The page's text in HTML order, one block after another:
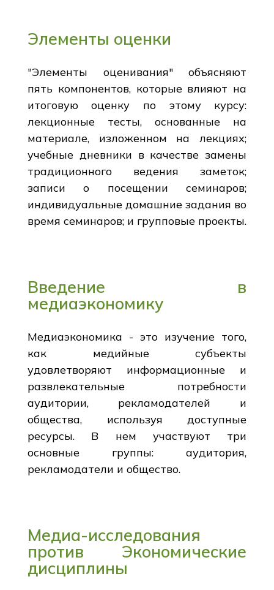
Элементы оценки
"Элементы оценивания" объясняют
пять компонентов, которые влияют на
итоговую оценку по этому курсу:
лекционные тесты, основанные на
материале, изложенном на лекциях;
учебные дневники в качестве замены
традиционного ведения заметок;
записи о посещении семинаров;
индивидуальные домашние задания во
время семинаров; и групповые проекты.
Введение в
медиаэкономику
Медиаэкономика - это изучение того,
как медийные субъекты
удовлетворяют информационные и
развлекательные потребности
аудитории, рекламодателей и
общества, используя доступные
ресурсы. В нем участвуют три
основные группы: аудитория,
рекламодатели и общество.
Медиа-исследования
против Экономические
дисциплины